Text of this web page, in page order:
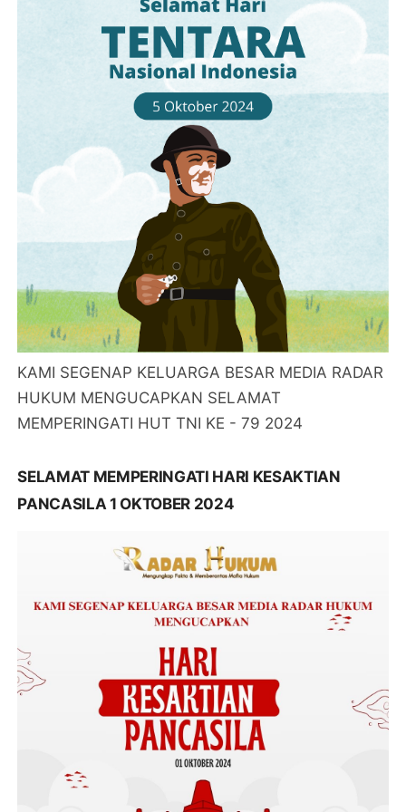
KAMI SEGENAP KELUARGA BESAR MEDIA RADAR
HUKUM MENGUCAPKAN SELAMAT
MEMPERINGATI HUT TNI KE - 79 2024
SELAMAT MEMPERINGATI HARI KESAKTIAN
PANCASILA 1 OKTOBER 2024